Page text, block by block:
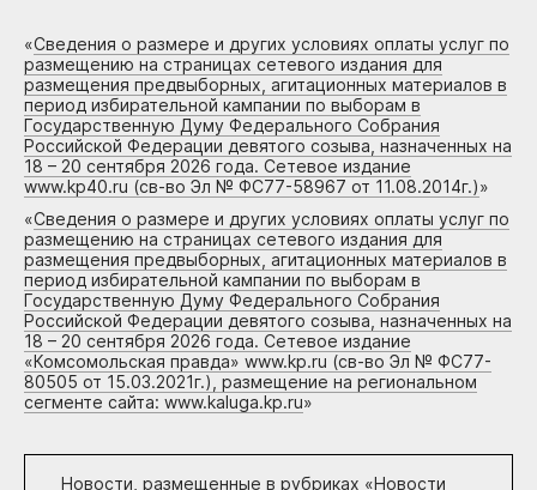
«Сведения о размере и других условиях оплаты услуг по
размещению на страницах сетевого издания для
размещения предвыборных, агитационных материалов в
период избирательной кампании по выборам в
Государственную Думу Федерального Собрания
Российской Федерации девятого созыва, назначенных на
18 – 20 сентября 2026 года. Сетевое издание
www.kp40.ru (св-во Эл № ФС77-58967 от 11.08.2014г.)»
«Сведения о размере и других условиях оплаты услуг по
размещению на страницах сетевого издания для
размещения предвыборных, агитационных материалов в
период избирательной кампании по выборам в
Государственную Думу Федерального Собрания
Российской Федерации девятого созыва, назначенных на
18 – 20 сентября 2026 года. Сетевое издание
«Комсомольская правда» www.kp.ru (св-во Эл № ФС77-
80505 от 15.03.2021г.), размещение на региональном
сегменте сайта: www.kaluga.kp.ru»
Новости, размещенные в рубриках «Новости